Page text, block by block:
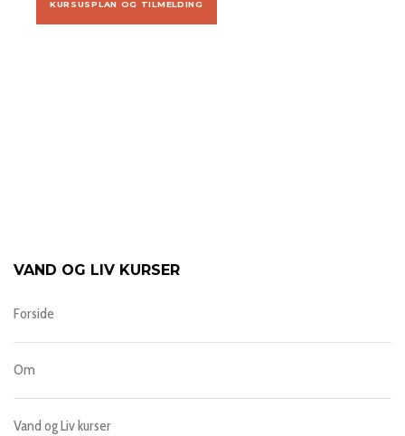
KURSUSPLAN OG TILMELDING
VAND OG LIV KURSER
Forside
Om
Vand og Liv kurser